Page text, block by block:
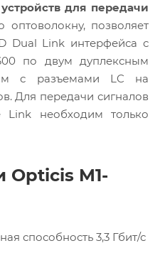
для передачи
оптоволокну, позволяет
Dual Link интерфейса с
по двум дуплексным
с разъемами LC на
Для передачи сигналов
Link необходим только
Opticis M1-
способность 3,3 Гбит/с